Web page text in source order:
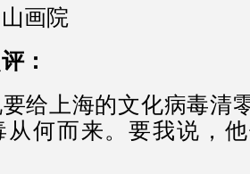
画院
：
给上海的文化病毒清
从何而来。要我说，